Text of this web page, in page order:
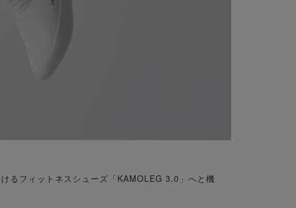
るフィットネスシューズ「KAMOLEG 3.0」へと機